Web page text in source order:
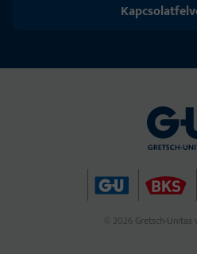
© 2026 Gretsch-